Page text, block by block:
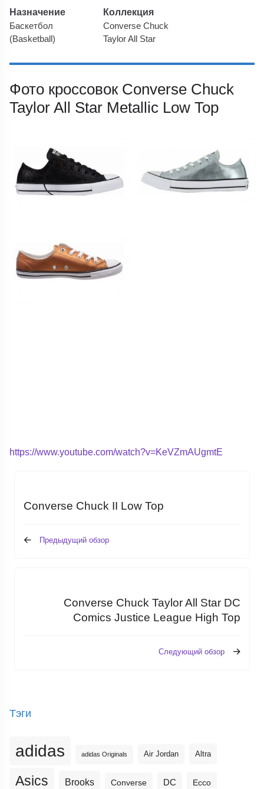
Назначение
Баскетбол
(Basketball)
Коллекция
Converse Chuck
Taylor All Star
Фото кроссовок Converse Chuck
Taylor All Star Metallic Low Top
https://www.youtube.com/watch?v=KeVZmAUgmtE
Converse Chuck II Low Top
Предыдущий обзор
Converse Chuck Taylor All Star DC
Comics Justice League High Top
Следующий обзор
Тэги
adidas adidas Originals Air Jordan Altra
Asics Brooks Converse DC Ecco